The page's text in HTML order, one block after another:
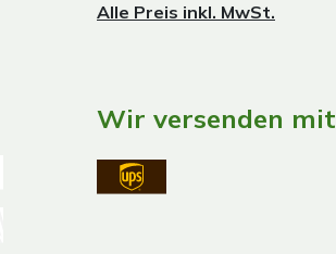
Alle Preis inkl. MwSt.
Wir versenden mit